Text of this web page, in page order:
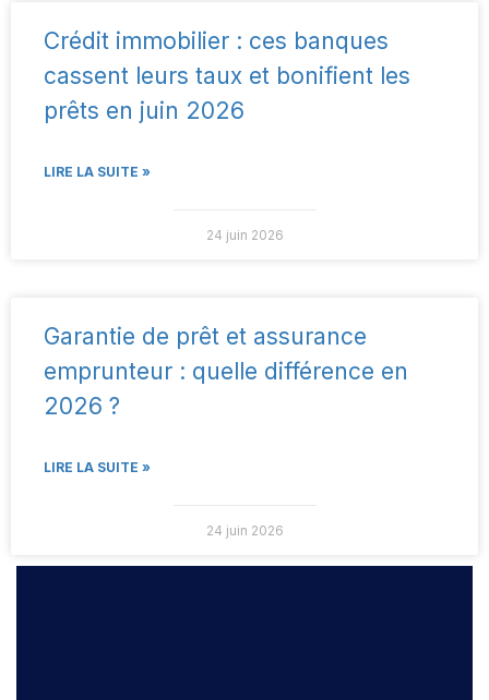
Crédit immobilier : ces banques
cassent leurs taux et bonifient les
prêts en juin 2026
LIRE LA SUITE »
24 juin 2026
Garantie de prêt et assurance
emprunteur : quelle différence en
2026 ?
LIRE LA SUITE »
24 juin 2026